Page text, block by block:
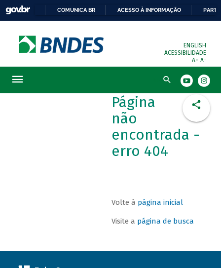
COMUNICA BR ACESSO À INFORMAÇÃO
ENGLISH
ACESSIBILIDADE
A+ A-
Busca
Página
não
encontrada -
erro 404
Volte à página inicial
Visite a página de busca